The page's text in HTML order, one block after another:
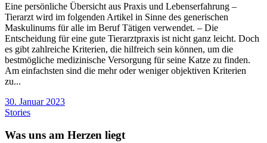
Eine persönliche Übersicht aus Praxis und Lebenserfahrung –
Tierarzt wird im folgenden Artikel in Sinne des generischen
Maskulinums für alle im Beruf Tätigen verwendet. – Die
Entscheidung für eine gute Tierarztpraxis ist nicht ganz leicht. Doch
es gibt zahlreiche Kriterien, die hilfreich sein können, um die
bestmögliche medizinische Versorgung für seine Katze zu finden.
Am einfachsten sind die mehr oder weniger objektiven Kriterien
zu...
30. Januar 2023
Stories
Was uns am Herzen liegt